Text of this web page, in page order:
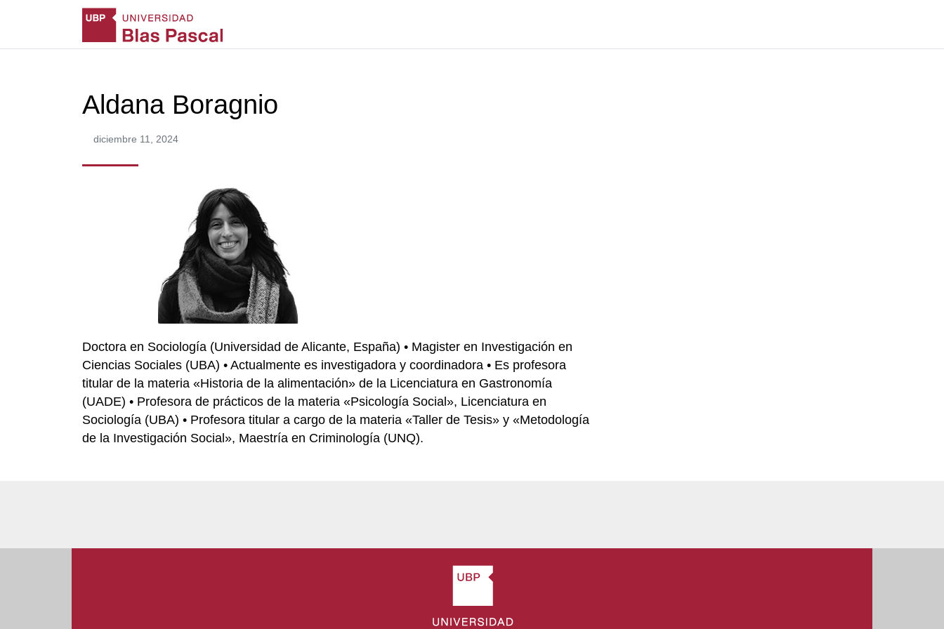
Aldana Boragnio
diciembre 11, 2024
Doctora en Sociología (Universidad de Alicante, España) • Magister en Investigación en
Ciencias Sociales (UBA) • Actualmente es investigadora y coordinadora • Es profesora
titular de la materia «Historia de la alimentación» de la Licenciatura en Gastronomía
(UADE) • Profesora de prácticos de la materia «Psicología Social», Licenciatura en
Sociología (UBA) • Profesora titular a cargo de la materia «Taller de Tesis» y «Metodología
de la Investigación Social», Maestría en Criminología (UNQ).